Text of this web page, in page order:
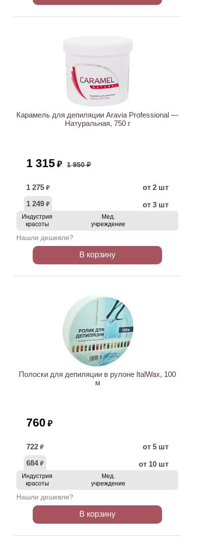
Карамель для депиляции Aravia Professional —
Натуральная, 750 г
1 315 ₽ 1 950 ₽
1 275 ₽
от 2 шт
1 249 ₽ от 3 шт
Индустрия
красоты
Мед.
учреждение
Нашли дешевле?
В корзину
Полоски для депиляции в рулоне ItalWax, 100
м
760 ₽
722 ₽
от 5 шт
684 ₽ от 10 шт
Индустрия
красоты
Мед.
учреждение
Нашли дешевле?
В корзину